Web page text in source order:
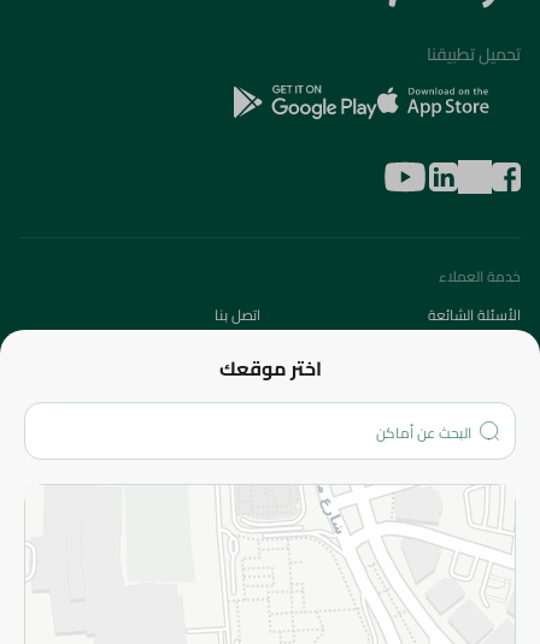
اختر موقعك
تحميل تطبيقنا
خدمة العملاء
الأسئلة الشائعة
اتصل بنا
من نحن؟
الفروع
المزيد
الاسترجاع
سياسة الاستخدام
سياسة الخصوصية
قم بالتسجيل للنشرة